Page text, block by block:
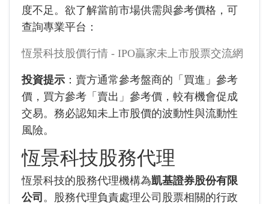
度不足。欲了解當前市場供需與參考價格，可
查詢專業平台：
恆景科技股價行情 - IPO贏家未上市股票交流網
投資提示 ：賣方通常參考盤商的「買進」參考
價，買方參考「賣出」參考價，較有機會促成
交易。務必認知未上市股價的波動性與流動性
風險。
恆景科技股務代理
恆景科技的股務代理機構為凱基證券股份有限
公司 。股務代理負責處理公司股票相關的行政